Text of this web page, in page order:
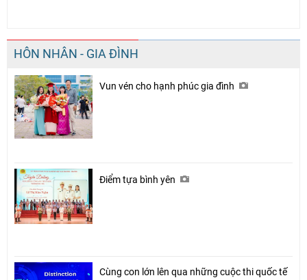
HÔN NHÂN - GIA ĐÌNH
Vun vén cho hạnh phúc gia đình
Điểm tựa bình yên
Cùng con lớn lên qua những cuộc thi quốc tế